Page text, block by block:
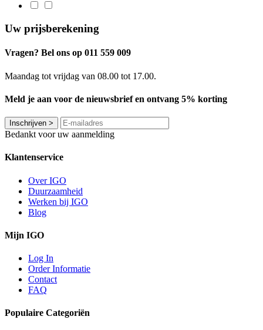
Uw prijsberekening
Vragen? Bel ons op 011 559 009
Maandag tot vrijdag van 08.00 tot 17.00.
Meld je aan voor de nieuwsbrief en ontvang 5% korting
Inschrijven >
Bedankt voor uw aanmelding
Klantenservice
Over IGO
Duurzaamheid
Werken bij IGO
Blog
Mijn IGO
Log In
Order Informatie
Contact
FAQ
Populaire Categoriën